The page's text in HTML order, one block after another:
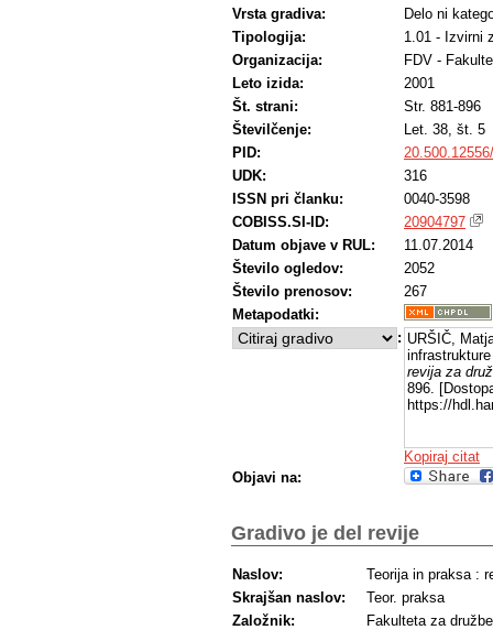
Vrsta gradiva:
Delo ni
Tipologija:
1.01 - Izvirni
Organizacija:
FDV -
Leto izida:
2001
Št. strani:
Str. 881-896
Številčenje:
Let. 38, št. 5
PID:
UDK:
316
ISSN pri članku:
0040-3598
COBISS.SI-ID:
20904797
Datum objave v RUL:
11.07.2014
Število ogledov:
2052
Število prenosov:
267
Metapodatki:
: URŠIČ,
revija za
896.
https://
Kopiraj citat
Objavi na:
Gradivo je del revije
Naslov:
Teorija in praksa :
Skrajšan naslov:
Teor. praksa
Založnik:
Fakulteta za